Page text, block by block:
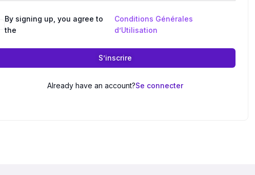
By signing up, you agree to
the
Conditions Générales
d’Utilisation
S’inscrire
Already have an account?Se connecter